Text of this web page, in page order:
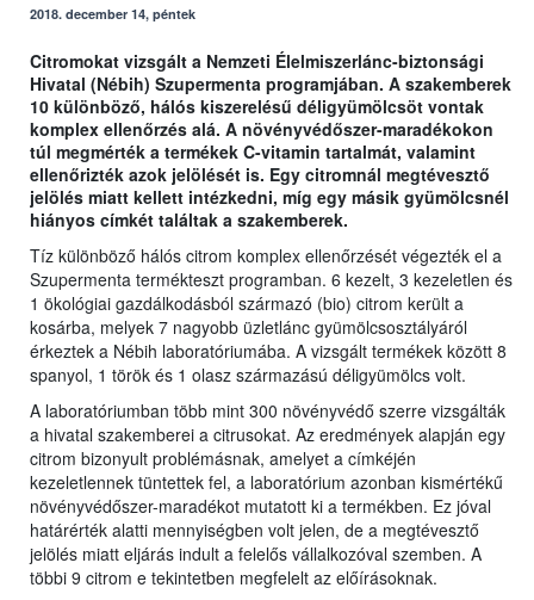
2018. december 14, péntek
Citromokat vizsgált a Nemzeti Élelmiszerlánc-biztonsági
Hivatal (Nébih) Szupermenta programjában. A szakemberek
10 különböző, hálós kiszerelésű déligyümölcsöt vontak
komplex ellenőrzés alá. A növényvédőszer-maradékokon
túl megmérték a termékek C-vitamin tartalmát, valamint
ellenőrizték azok jelölését is. Egy citromnál megtévesztő
jelölés miatt kellett intézkedni, míg egy másik gyümölcsnél
hiányos címkét találtak a szakemberek.
Tíz különböző hálós citrom komplex ellenőrzését végezték el a
Szupermenta termékteszt programban. 6 kezelt, 3 kezeletlen és
1 ökológiai gazdálkodásból származó (bio) citrom került a
kosárba, melyek 7 nagyobb üzletlánc gyümölcsosztályáról
érkeztek a Nébih laboratóriumába. A vizsgált termékek között 8
spanyol, 1 török és 1 olasz származású déligyümölcs volt.
A laboratóriumban több mint 300 növényvédő szerre vizsgálták
a hivatal szakemberei a citrusokat. Az eredmények alapján egy
citrom bizonyult problémásnak, amelyet a címkéjén
kezeletlennek tüntettek fel, a laboratórium azonban kismértékű
növényvédőszer-maradékot mutatott ki a termékben. Ez jóval
határérték alatti mennyiségben volt jelen, de a megtévesztő
jelölés miatt eljárás indult a felelős vállalkozóval szemben. A
többi 9 citrom e tekintetben megfelelt az előírásoknak.